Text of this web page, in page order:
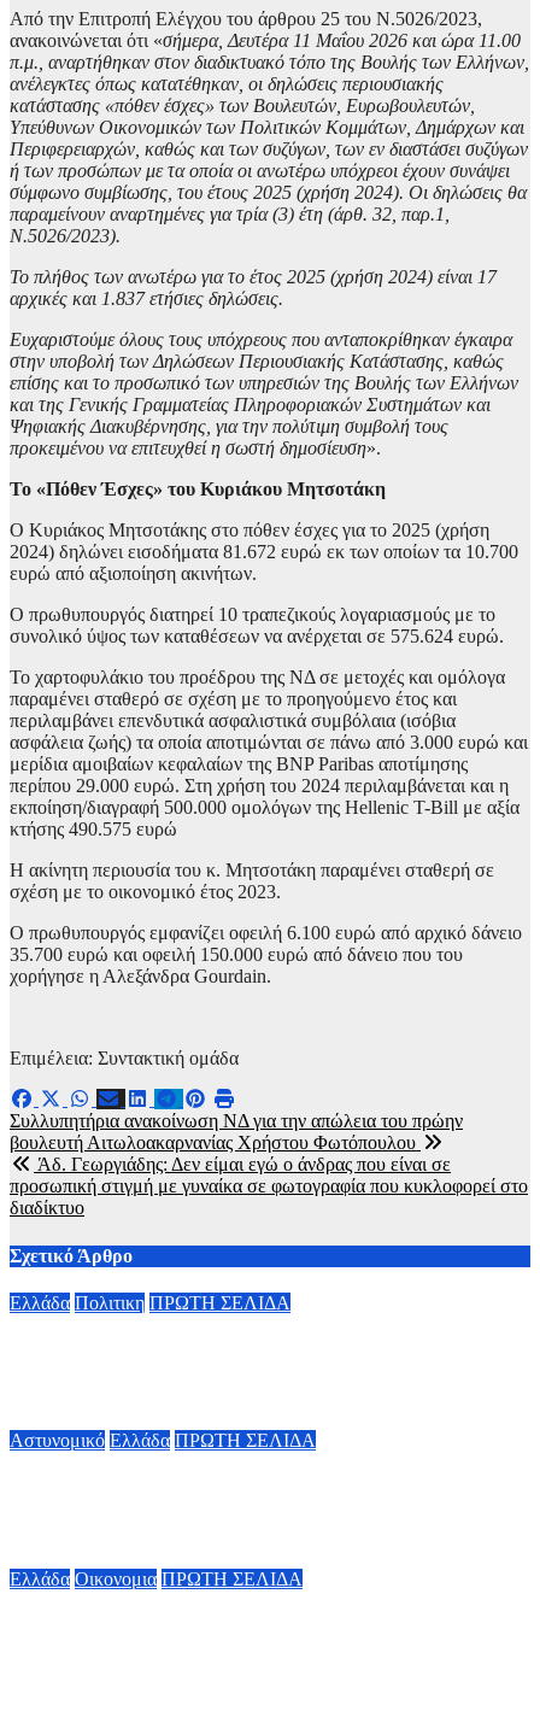
Από την Επιτροπή Ελέγχου του άρθρου 25 του Ν.5026/2023,
ανακοινώνεται ότι «σήμερα, Δευτέρα 11 Μαΐου 2026 και ώρα 11.00
π.μ., αναρτήθηκαν στον διαδικτυακό τόπο της Βουλής των Ελλήνων,
ανέλεγκτες όπως κατατέθηκαν, οι δηλώσεις περιουσιακής
κατάστασης «πόθεν έσχες» των Βουλευτών, Ευρωβουλευτών,
Υπεύθυνων Οικονομικών των Πολιτικών Κομμάτων, Δημάρχων και
Περιφερειαρχών, καθώς και των συζύγων, των εν διαστάσει συζύγων
ή των προσώπων με τα οποία οι ανωτέρω υπόχρεοι έχουν συνάψει
σύμφωνο συμβίωσης, του έτους 2025 (χρήση 2024). Οι δηλώσεις θα
παραμείνουν αναρτημένες για τρία (3) έτη (άρθ. 32, παρ.1,
Ν.5026/2023).
Το πλήθος των ανωτέρω για το έτος 2025 (χρήση 2024) είναι 17
αρχικές και 1.837 ετήσιες δηλώσεις.
Ευχαριστούμε όλους τους υπόχρεους που ανταποκρίθηκαν έγκαιρα
στην υποβολή των Δηλώσεων Περιουσιακής Κατάστασης, καθώς
επίσης και το προσωπικό των υπηρεσιών της Βουλής των Ελλήνων
και της Γενικής Γραμματείας Πληροφοριακών Συστημάτων και
Ψηφιακής Διακυβέρνησης, για την πολύτιμη συμβολή τους
προκειμένου να επιτευχθεί η σωστή δημοσίευση».
Το «Πόθεν Έσχες» του Κυριάκου Μητσοτάκη
Ο Κυριάκος Μητσοτάκης στο πόθεν έσχες για το 2025 (χρήση
2024) δηλώνει εισοδήματα 81.672 ευρώ εκ των οποίων τα 10.700
ευρώ από αξιοποίηση ακινήτων.
Ο πρωθυπουργός διατηρεί 10 τραπεζικούς λογαριασμούς με το
συνολικό ύψος των καταθέσεων να ανέρχεται σε 575.624 ευρώ.
Το χαρτοφυλάκιο του προέδρου της ΝΔ σε μετοχές και ομόλογα
παραμένει σταθερό σε σχέση με το προηγούμενο έτος και
περιλαμβάνει επενδυτικά ασφαλιστικά συμβόλαια (ισόβια
ασφάλεια ζωής) τα οποία αποτιμώνται σε πάνω από 3.000 ευρώ και
μερίδια αμοιβαίων κεφαλαίων της BNP Paribas αποτίμησης
περίπου 29.000 ευρώ. Στη χρήση του 2024 περιλαμβάνεται και η
εκποίηση/διαγραφή 500.000 ομολόγων της Hellenic T-Bill με αξία
κτήσης 490.575 ευρώ
Η ακίνητη περιουσία του κ. Μητσοτάκη παραμένει σταθερή σε
σχέση με το οικονομικό έτος 2023.
Ο πρωθυπουργός εμφανίζει οφειλή 6.100 ευρώ από αρχικό δάνειο
35.700 ευρώ και οφειλή 150.000 ευρώ από δάνειο που του
χορήγησε η Αλεξάνδρα Gourdain.
Επιμέλεια: Συντακτική ομάδα
Πλοήγηση
άρθρων
Συλλυπητήρια ανακοίνωση ΝΔ για την απώλεια του πρώην
βουλευτή Αιτωλοακαρνανίας Χρήστου Φωτόπουλου
Άδ. Γεωργιάδης: Δεν είμαι εγώ ο άνδρας που είναι σε
προσωπική στιγμή με γυναίκα σε φωτογραφία που κυκλοφορεί στο
διαδίκτυο
Σχετικό Άρθρο
Ελλάδα Πολιτικη ΠΡΩΤΗ ΣΕΛΙΔΑ
Αστυνομικό Ελλάδα ΠΡΩΤΗ ΣΕΛΙΔΑ
Ελλάδα Οικονομια ΠΡΩΤΗ ΣΕΛΙΔΑ